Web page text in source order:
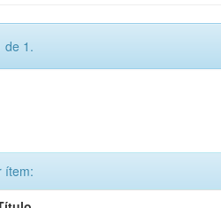
de 1.
ítem: